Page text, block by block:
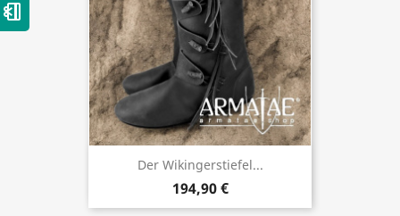
Der Wikingerstiefel...
194,90 €
card_giftcard